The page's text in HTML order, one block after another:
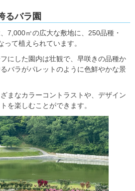
るバラ園
7,000㎡の広大な敷地に、250品種・
て植えられています。
にした園内は壮観で、早咲きの品種か
バラがパレットのように色鮮やかな景
まなカラーコントラストや、デザイン
を楽しむことができます。